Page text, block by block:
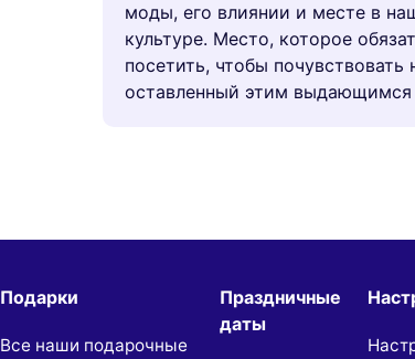
моды, его влиянии и месте в
культуре. Место, которое
посетить, чтобы почувствовать
оставленный этим
Подарки
Все наши подарочные
Праздничные
даты